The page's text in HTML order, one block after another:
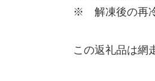
※ 解凍後の再冷
この返礼品は網